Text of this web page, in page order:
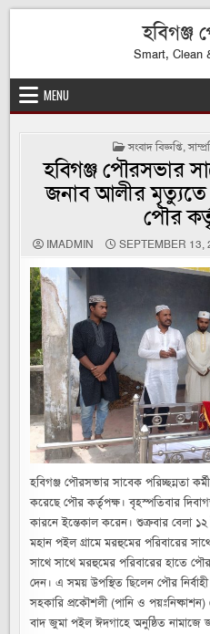
হবিগঞ্জ
Smart, Clean
MENU
POSTED
সংবাদ বিজ্ঞপ্তি,
হবিগঞ্জ পৌরসভার
জনাব আলীর মৃত‍্যুতে
পৌর
IMADMIN SEPTEMBER 13,
হবিগঞ্জ পৌরসভার সাবেক পরিচ্ছন্নতা
করেছে পৌর কর্তৃপক্ষ। বৃহস্পতিবার
কারনে ইন্তেকাল করেন। শুক্রবার বেলা
মহান পইল গ্রামে মরহুমের পরিবারের
সাথে সাথে মরহুমের পরিবারের হাতে
দেন। এ সময় উপস্থিত ছিলেন পৌর
সহকারি প্রকৌশলী (পানি ও
বাদ জুমা পইল ঈদগাহে অনুষ্ঠিত নামাজে